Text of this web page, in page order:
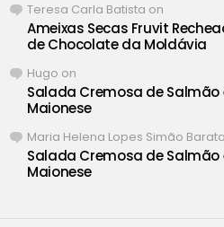
Teresa Carla Batista on
Ameixas Secas Fruvit
de Chocolate da Moldávia
Hugo on
Salada Cremosa de Salmão
Maionese
Maria Helena Lopes Simão Barata
Salada Cremosa de Salmão
Maionese